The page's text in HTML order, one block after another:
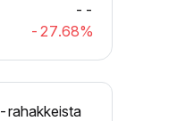
--
-27.68%
rahakkeista